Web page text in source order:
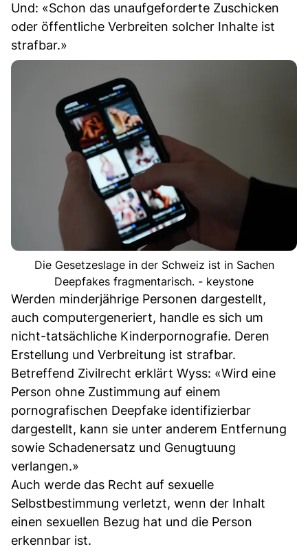
Und: «Schon das unaufgeforderte Zuschicken
oder öffentliche Verbreiten solcher Inhalte ist
strafbar.»
Die Gesetzeslage in der Schweiz ist in Sachen
Deepfakes fragmentarisch. - keystone
Werden minderjährige Personen dargestellt,
auch computergeneriert, handle es sich um
nicht-tatsächliche Kinderpornografie. Deren
Erstellung und Verbreitung ist strafbar.
Betreffend Zivilrecht erklärt Wyss: «Wird eine
Person ohne Zustimmung auf einem
pornografischen Deepfake identifizierbar
dargestellt, kann sie unter anderem Entfernung
sowie Schadenersatz und Genugtuung
verlangen.»
Auch werde das Recht auf sexuelle
Selbstbestimmung verletzt, wenn der Inhalt
einen sexuellen Bezug hat und die Person
erkennbar ist.